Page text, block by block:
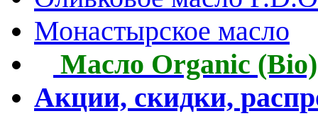
Монастырское масло
Масло Organic (Bio)
Акции, скидки,